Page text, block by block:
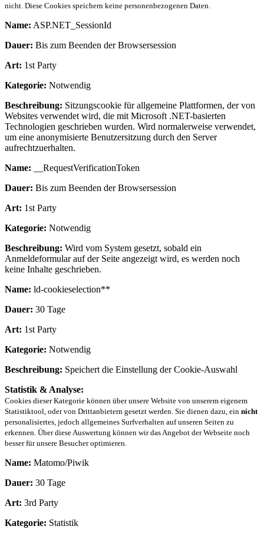
nicht. Diese Cookies speichern keine personenbezogenen Daten.
Name: ASP.NET_SessionId
Dauer: Bis zum Beenden der Browsersession
Art: 1st Party
Kategorie: Notwendig
Beschreibung: Sitzungscookie für allgemeine Plattformen, der von
Websites verwendet wird, die mit Microsoft .NET-basierten
Technologien geschrieben wurden. Wird normalerweise verwendet,
um eine anonymisierte Benutzersitzung durch den Server
aufrechtzuerhalten.
Name: __RequestVerificationToken
Dauer: Bis zum Beenden der Browsersession
Art: 1st Party
Kategorie: Notwendig
Beschreibung: Wird vom System gesetzt, sobald ein
Anmeldeformular auf der Seite angezeigt wird, es werden noch
keine Inhalte geschrieben.
Name: ld-cookieselection**
Dauer: 30 Tage
Art: 1st Party
Kategorie: Notwendig
Beschreibung: Speichert die Einstellung der Cookie-Auswahl
Statistik & Analyse:
Cookies dieser Kategorie können über unsere Website von unserem eigenem
Statistiktool, oder von Drittanbietern gesetzt werden. Sie dienen dazu, ein nicht
personalisiertes, jedoch allgemeines Surfverhalten auf unseren Seiten zu
erkennen. Über diese Auswertung können wir das Angebot der Webseite noch
besser für unsere Besucher optimieren.
Name: Matomo/Piwik
Dauer: 30 Tage
Art: 3rd Party
Kategorie: Statistik